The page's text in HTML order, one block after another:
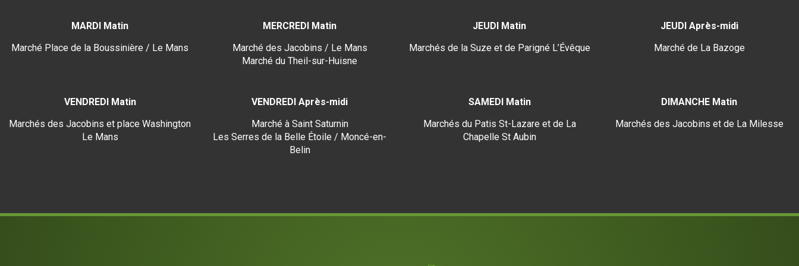
MARDI Matin
Marché Place de la Boussinière / Le Mans
MERCREDI Matin
Marché des Jacobins / Le Mans
Marché du Theil-sur-Huisne
JEUDI Matin
Marchés de la Suze et de Parigné L’Évêque
JEUDI Après-midi
Marché de La Bazoge
VENDREDI Matin
Marchés des Jacobins et place Washington
Le Mans
VENDREDI Après-midi
Marché à Saint Saturnin
Les Serres de la Belle Étoile / Moncé-en-
Belin
SAMEDI Matin
Marchés du Patis St-Lazare et de La
Chapelle St Aubin
DIMANCHE Matin
Marchés des Jacobins et de La Milesse